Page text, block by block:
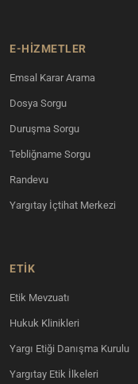
E-HİZMETLER
Emsal Karar Arama
Dosya Sorgu
Duruşma Sorgu
Tebliğname Sorgu
Randevu
Yargıtay İçtihat Merkezi
ETİK
Etik Mevzuatı
Hukuk Klinikleri
Yargı Etiği Danışma Kurulu
Yargıtay Etik İlkeleri